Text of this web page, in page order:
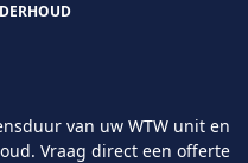
van uw WTW unit en
Vraag direct een offerte